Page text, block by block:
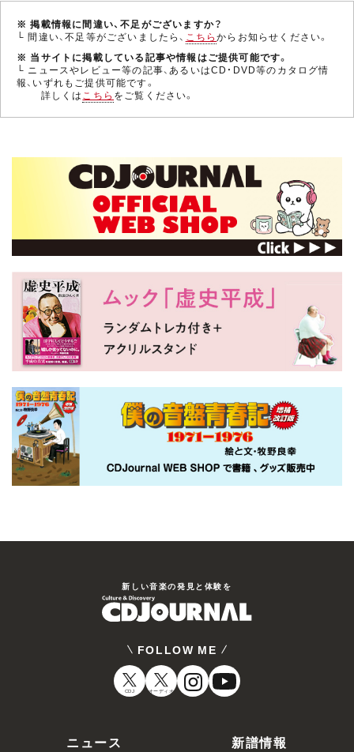
※ 掲載情報に間違い、不足がございますか？
└ 間違い、不足等がございましたら、 こちらからお知らせください。
※ 当サイトに掲載している記事や情報はご提供可能です。
└ ニュースやレビュー等の記事、あるいはCD・DVD等のカタログ情
報、いずれもご提供可能です。
詳しくはこちら をご覧ください。
新しい⾳楽の発⾒と体験を
FOLLOW ME
CDJ オーディオ
ニュース
新譜情報